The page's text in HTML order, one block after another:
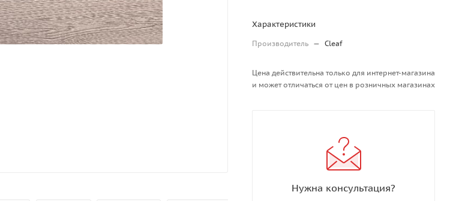
Характеристики
Производитель — Cleaf
Цена действительна только для интернет-магазина
и может отличаться от цен в розничных магазинах
Нужна консультация?